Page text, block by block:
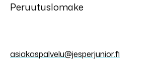
Peruutuslomake
asiakaspalvelu@jesperjunior.fi